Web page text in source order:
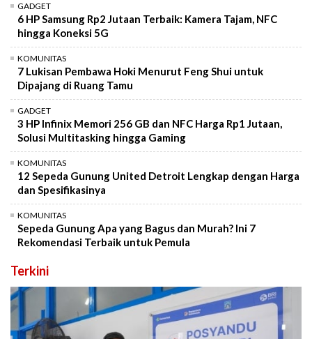
GADGET
6 HP Samsung Rp2 Jutaan Terbaik: Kamera Tajam, NFC
hingga Koneksi 5G
KOMUNITAS
7 Lukisan Pembawa Hoki Menurut Feng Shui untuk
Dipajang di Ruang Tamu
GADGET
3 HP Infinix Memori 256 GB dan NFC Harga Rp1 Jutaan,
Solusi Multitasking hingga Gaming
KOMUNITAS
12 Sepeda Gunung United Detroit Lengkap dengan Harga
dan Spesifikasinya
KOMUNITAS
Sepeda Gunung Apa yang Bagus dan Murah? Ini 7
Rekomendasi Terbaik untuk Pemula
Terkini